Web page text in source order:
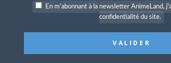
En m'abonnant à la newsletter AnimeLand,
confidentialité du site.